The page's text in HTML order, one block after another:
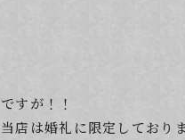
ですが！！
当店は婚礼に限定しており